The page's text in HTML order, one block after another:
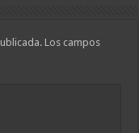
Los campos